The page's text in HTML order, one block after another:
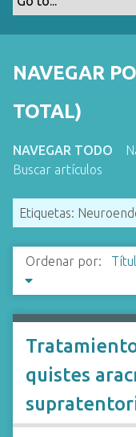
NAVEGAR
TOTAL)
NAVEGAR TODO
Buscar artículos
Etiquetas:
Ordenar por:
quistes